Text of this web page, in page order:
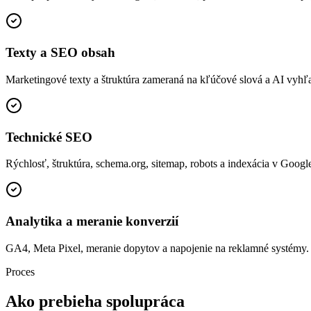
Texty a SEO obsah
Marketingové texty a štruktúra zameraná na kľúčové slová a AI
Technické SEO
Rýchlosť, štruktúra, schema.org, sitemap, robots a indexácia v
Analytika a meranie konverzií
GA4, Meta Pixel, meranie dopytov a napojenie na reklamné systémy.
Proces
Ako prebieha spolupráca